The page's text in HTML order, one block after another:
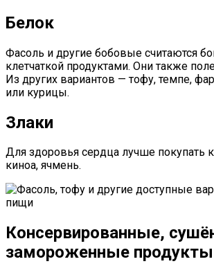
Белок
Фасоль и другие бобовые считаются
клетчаткой продуктами. Они также
Из других вариантов — тофу, темпе,
или курицы.
Злаки
Для здоровья сердца лучше покупать
киноа, ячмень.
Консервированные,
замороженные продукты